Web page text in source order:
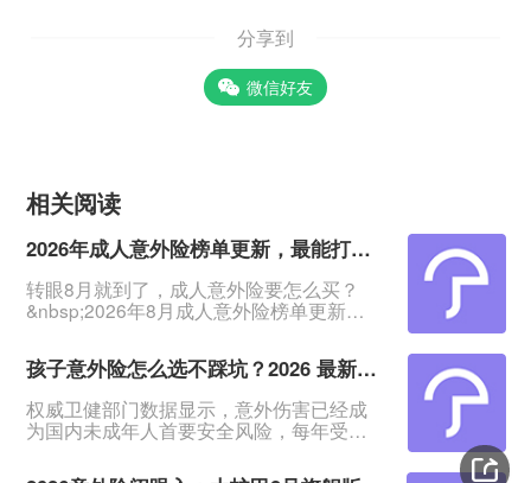
分享到
微信好友
相关阅读
2026年成人意外险榜单更新，最能打的2款来了
转眼8月就到了，成人意外险要怎么买？
&nbsp;2026年8月成人意外险榜单更新
业人群，中老年、高危职业都能买。
&nbsp;其中两款长期霸榜，性价比超能
打。准备入手意外险的快给自己和家人收
藏起来。
&nbsp;&nbsp;&nbsp;&nbsp;&nbsp;一、普
孩子意外险怎么选不踩坑？2026 最新榜单一文看懂
权威卫健部门数据显示，意外伤害已经成
为国内未成年人首要安全风险，每年受伤
提前预判，家长很难全天候看护孩子，怎